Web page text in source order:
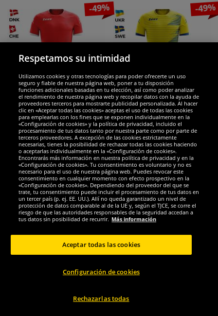
-49%
Zeus
Zeus Mundial Teamwear Set
Camiseta con pantalones cortos...
22.99*
antes1 44,99 €
Ahorras:
22,00 €
Elegir talla...
-49%
Zeus
Zeus Mundial Teamwear Set
Camiseta con pantalones cortos...
22.99 *
antes1 44,99 €
Ahorras:
22,00 €
Elegir talla...
-49%
Respetamos su intimidad
Utilizamos cookies y otras tecnologías para poder ofrecerte un uso
seguro y fiable de nuestra página web, poner a tu disposición
funciones adicionales basadas en tu elección, así como poder analizar
el rendimiento de nuestra página web y recopilar datos con la ayuda de
proveedores terceros para mostrarte publicidad personalizada. Al hacer
clic en «Aceptar todas las cookies» aceptas el uso de todas las cookies
para emplearlas con los fines que se exponen individualmente en la
«Configuración de cookies» y la política de privacidad, incluido el
procesamiento de tus datos tanto por nuestra parte como por parte de
terceros proveedores. A excepción de las cookies estrictamente
necesarias, tienes la posibilidad de rechazar todas las cookies haciendo
o aceptarlas individualmente en la «Configuración de cookies».
Encontrarás más información en nuestra política de privacidad y en la
«Configuración de cookies». Tu consentimiento es voluntario y no es
necesario para el uso de nuestra página web. Puedes revocar este
consentimiento en cualquier momento con efecto prospectivo en la
«Configuración de cookies». Dependiendo del proveedor del que se
trate, tu consentimiento puede incluir el procesamiento de tus datos en
un tercer país (p. ej. EE. UU.). Allí no queda garantizado un nivel de
protección de datos comparable al de la UE y, según el TJCE, se corre el
riesgo de que las autoridades responsables de la seguridad accedan a
tus datos sin posibilidad de recurrir. Más información
Configuración de cookies
Rechazarlas todas
Aceptar todas las cookies